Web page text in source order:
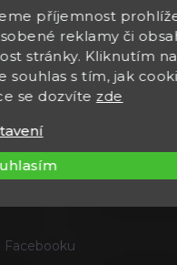
příjemnost
reklamy či
stránky. Kliknutím na
souhlas s tím, jak
se dozvíte zde
Facebooku